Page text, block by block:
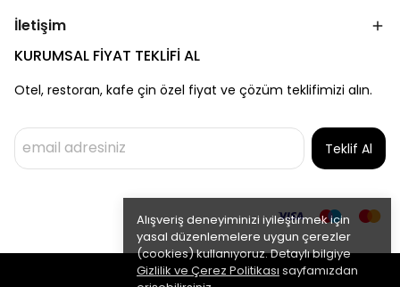
Alışveriş deneyiminizi iyileştirmek için
yasal düzenlemelere uygun çerezler
(cookies) kullanıyoruz. Detaylı bilgiye
Gizlilik ve Çerez Politikası sayfamızdan
İletişim
KURUMSAL FİYAT TEKLİFİ AL
Otel, restoran, kafe çin özel fiyat ve çözüm teklifimizi alın.
Teklif Al